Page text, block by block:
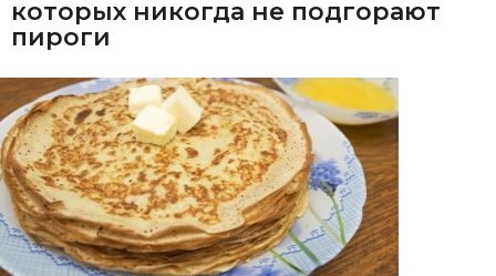
которых никогда не подгорают
пироги